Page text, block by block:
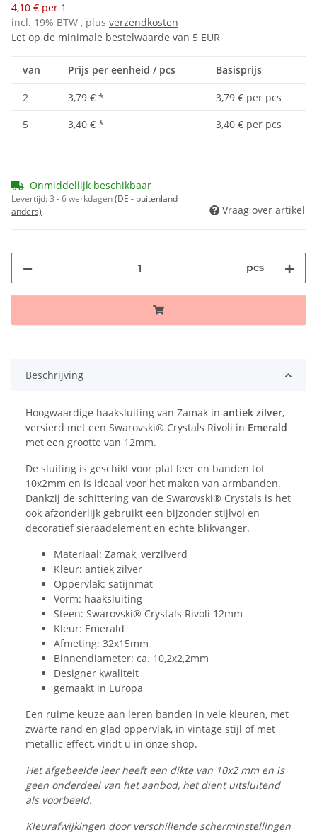
4,10 € per 1
incl. 19% BTW , plus verzendkosten
Let op de minimale bestelwaarde van 5 EUR
van Prijs per eenheid / pcs Basisprijs
2 3,79 € *
3,79 € per pcs
5
3,40 € * 3,40 € per pcs
Onmiddellijk beschikbaar
Levertijd:3 - 6 werkdagen(DE - buitenland
anders)
Vraag over artikel
pcs
Beschrijving
Hoogwaardige haaksluiting van Zamak in antiek zilver,
versierd met een Swarovski® Crystals Rivoli in Emerald
met een grootte van 12mm.
De sluiting is geschikt voor plat leer en banden tot
10x2mm en is ideaal voor het maken van armbanden.
Dankzij de schittering van de Swarovski® Crystals is het
ook afzonderlijk gebruikt een bijzonder stijlvol en
decoratief sieraadelement en echte blikvanger.
Materiaal: Zamak, verzilverd
Kleur: antiek zilver
Oppervlak: satijnmat
Vorm: haaksluiting
Steen: Swarovski® Crystals Rivoli 12mm
Kleur: Emerald
Afmeting: 32x15mm
Binnendiameter: ca. 10,2x2,2mm
Designer kwaliteit
gemaakt in Europa
Een ruime keuze aan leren banden in vele kleuren, met
zwarte rand en glad oppervlak, in vintage stijl of met
metallic effect, vindt u in onze shop.
Het afgebeelde leer heeft een dikte van 10x2 mm en is
geen onderdeel van het aanbod, het dient uitsluitend
als voorbeeld.
Kleurafwijkingen door verschillende scherminstellingen